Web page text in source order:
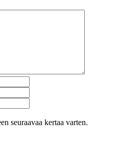
seuraavaa kertaa varten.